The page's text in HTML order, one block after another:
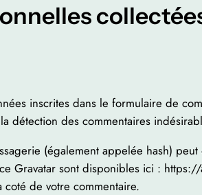
inscrites dans le formulaire de
détection des commentaires
(également appelée hash)
Gravatar sont disponibles ici :
de votre commentaire.